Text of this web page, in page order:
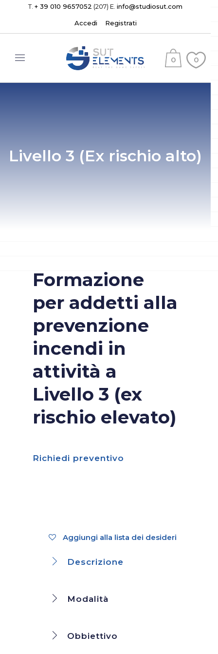
T. + 39 010 9657052 (207) E. info@studiosut.com
Accedi Registrati
0 0
Livello 3 (Ex rischio alto)
Formazione
per addetti alla
prevenzione
incendi in
attività a
Livello 3 (ex
rischio elevato)
Richiedi preventivo
Aggiungi alla lista dei desideri
Descrizione
Modalità
Obbiettivo